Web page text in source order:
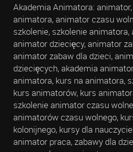
Akademia Animatora:
animatora, animator czasu
szkolenie, szkolenie
animator dziecięcy, animator
animator zabaw dla dzieci,
dziecięcych, akademia
animatora, kurs na animatora,
kurs animatorów, kurs
szkolenie animator czasu
animatorów czasu wolnego,
kolonijnego, kursy dla
animator praca, zabawy dla